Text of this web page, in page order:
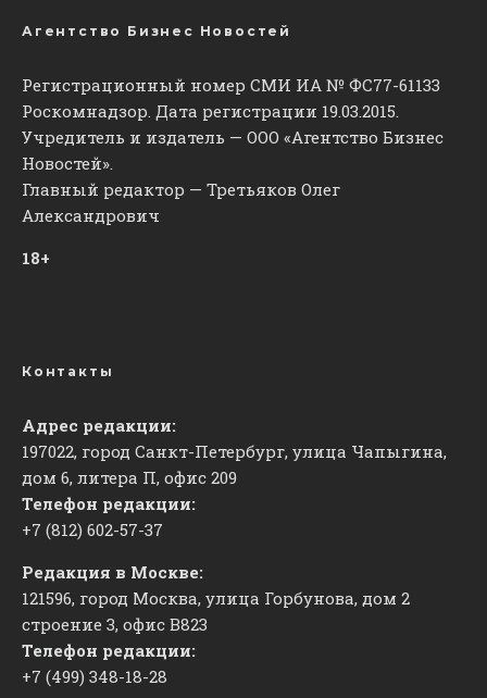
Агентство Бизнес Новостей
Регистрационный номер СМИ ИА № ФС77-61133
Роскомнадзор. Дата регистрации 19.03.2015.
Учредитель и издатель — ООО «Агентство Бизнес
Новостей».
Главный редактор — Третьяков Олег
Александрович
18+
Контакты
Адрес редакции:
197022, город Санкт-Петербург, улица Чапыгина,
дом 6, литера П, офис 209
Телефон редакции:
+7 (812) 602-57-37
Редакция в Москве:
121596, город Москва, улица Горбунова, дом 2
строение 3, офис ​В823
Телефон редакции:
+7 (499) 348-18-28